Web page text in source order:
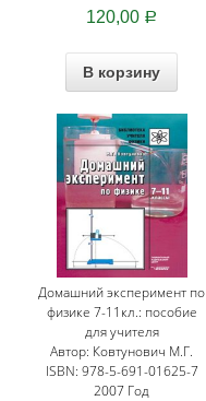
120,00 Р
В корзину
Домашний эксперимент по
физике 7-11кл.: пособие
для учителя
Автор: Ковтунович М.Г.
ISBN: 978-5-691-01625-7
2007 Год